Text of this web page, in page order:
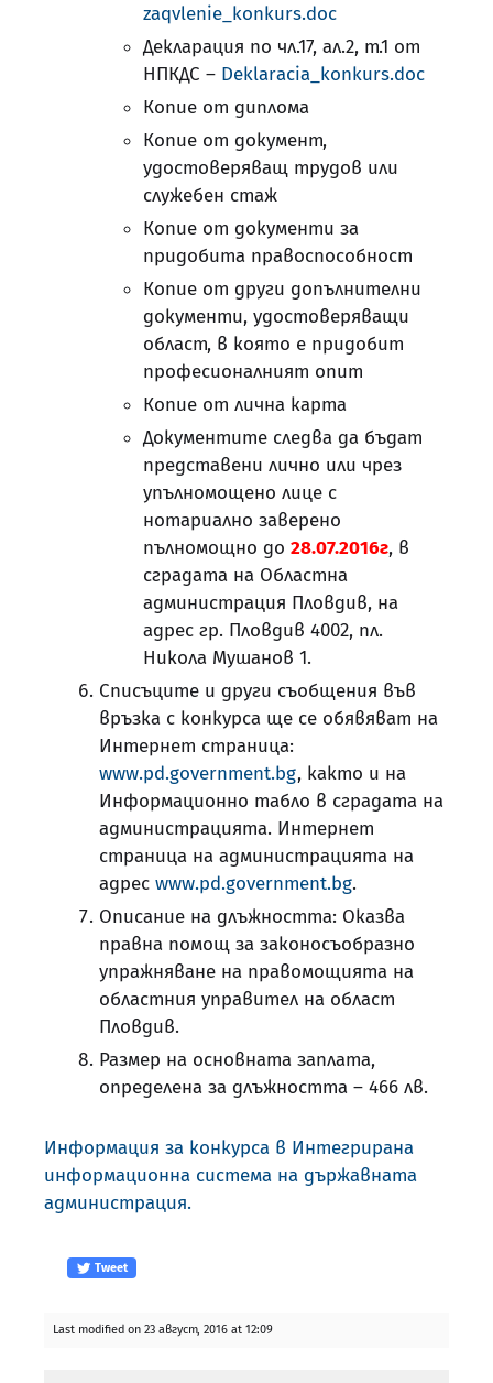
zaqvlenie_konkurs.doc
Декларация по чл.17, ал.2, т.1 от
НПКДС – Deklaracia_konkurs.doc
Копие от диплома
Копие от документ,
удостоверяващ трудов или
служебен стаж
Копие от документи за
придобита правоспособност
Копие от други допълнителни
документи, удостоверяващи
област, в която е придобит
професионалният опит
Копие от лична карта
Документите следва да бъдат
представени лично или чрез
упълномощено лице с
нотариално заверено
пълномощно до 28.07.2016г, в
сградата на Областна
администрация Пловдив, на
адрес гр. Пловдив 4002, пл.
Никола Мушанов 1.
Списъците и други съобщения във
връзка с конкурса ще се обявяват на
Интернет страница:
www.pd.government.bg, както и на
Информационно табло в сградата на
администрацията. Интернет
страница на администрацията на
адрес www.pd.government.bg.
Описание на длъжността: Оказва
правна помощ за законосъобразно
упражняване на правомощията на
областния управител на област
Пловдив.
Размер на основната заплата,
определена за длъжността – 466 лв.
Информация за конкурса в Интегрирана
информационна система на държавната
администрация.
Tweet
Last modified on 23 август, 2016 at 12:09